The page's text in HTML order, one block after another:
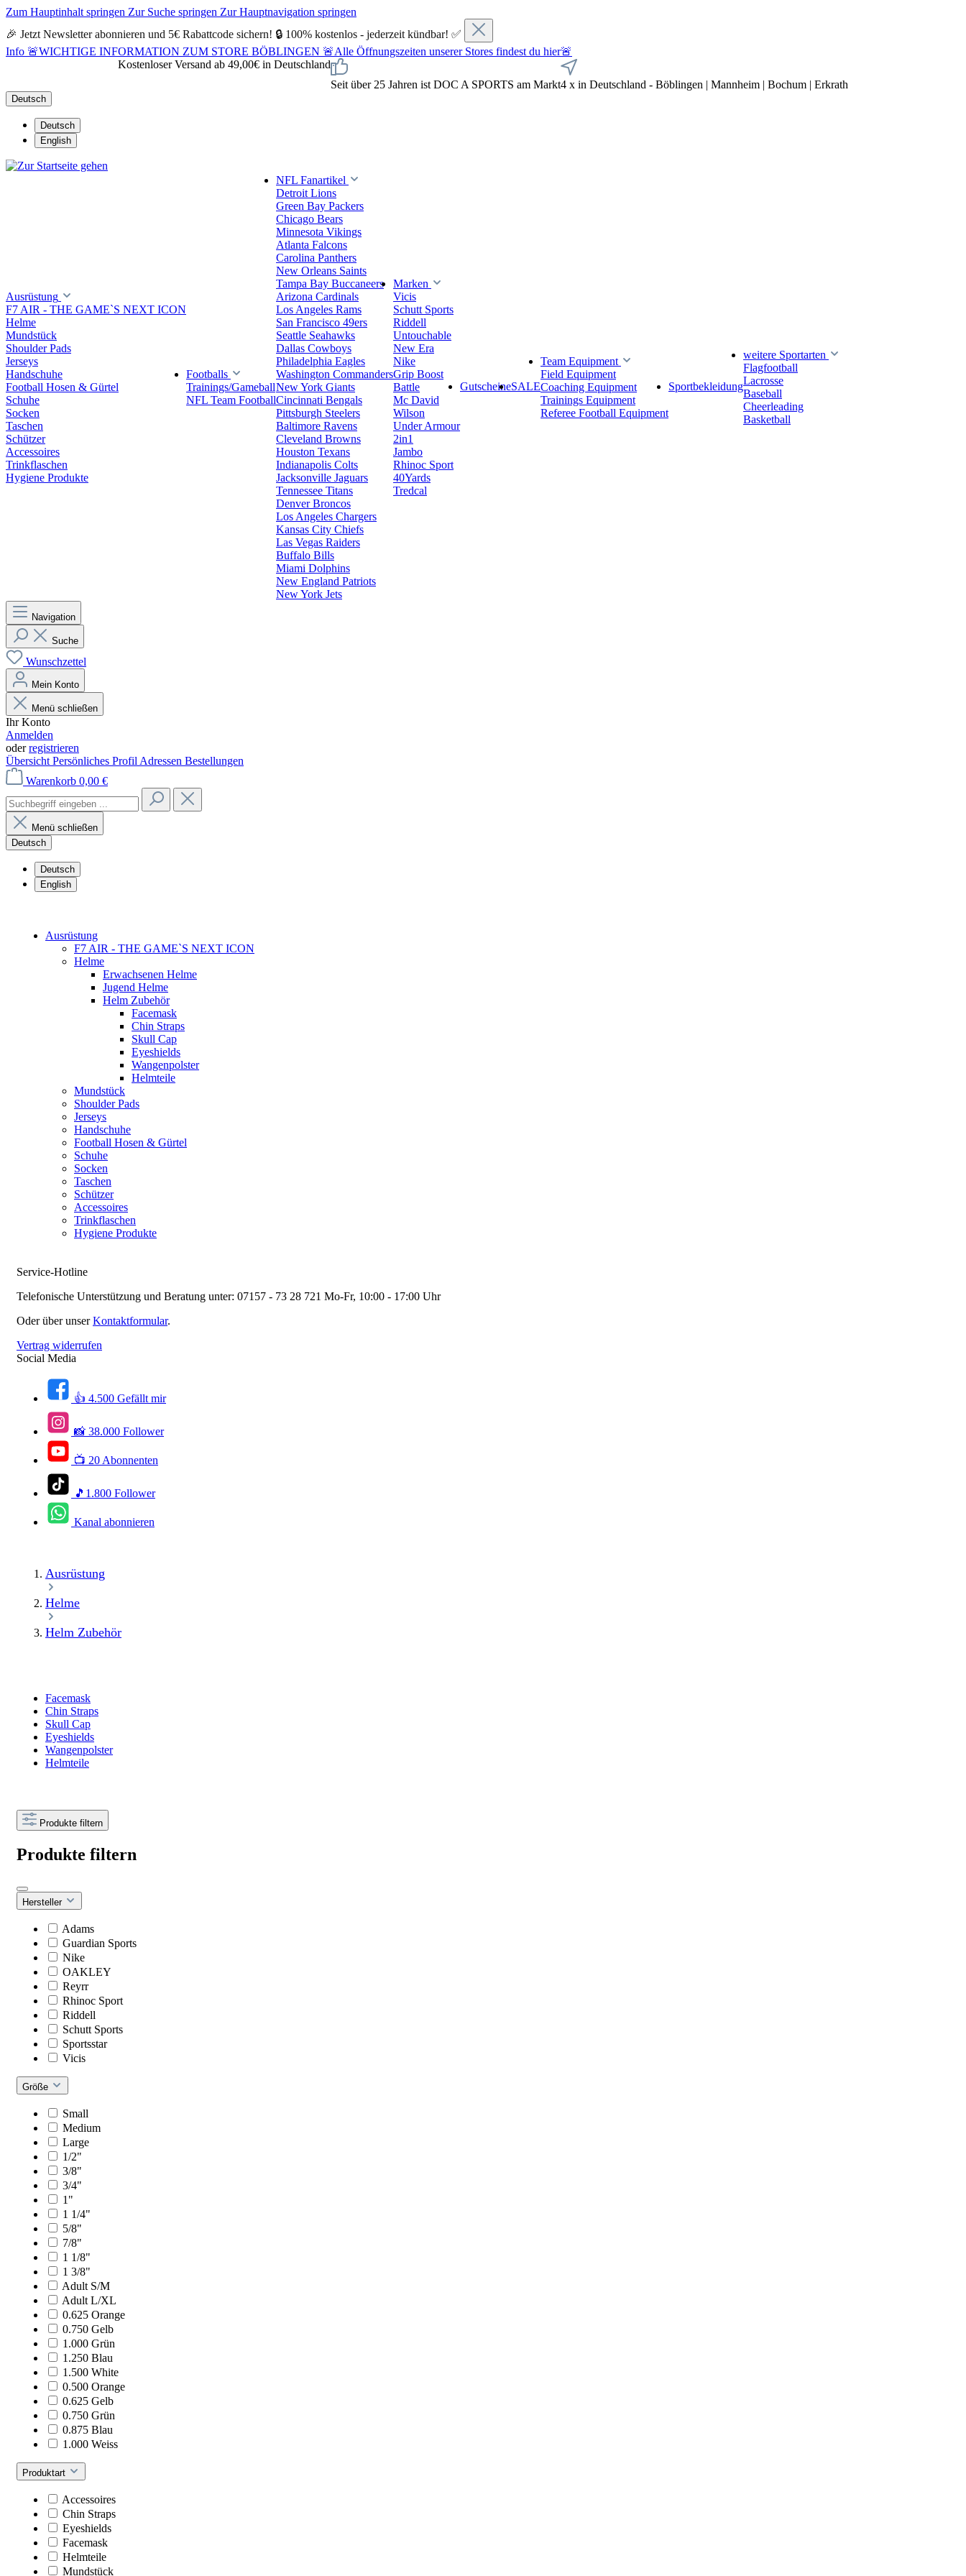
Zum Hauptinhalt springen Zur Suche springen Zur Hauptnavigation springen
🎉 Jetzt Newsletter abonnieren und 5€ Rabattcode sichern! 🔒 100% kostenlos - jederzeit kündbar! ✅
Info 🚨WICHTIGE INFORMATION ZUM STORE BÖBLINGEN 🚨Alle Öffnungszeiten unserer Stores findest du hier🚨
Kostenloser Versand ab 49,00€ in Deutschland
Seit über 25 Jahren ist DOC A SPORTS am Markt4 x in Deutschland - Böblingen | Mannheim | Bochum | Erkrath
Deutsch
Deutsch
English
Ausrüstung
F7 AIR - THE GAME`S NEXT ICON
Helme
Mundstück
Shoulder Pads
Jerseys
Handschuhe
Football Hosen & Gürtel
Schuhe
Socken
Taschen
Schützer
Accessoires
Trinkflaschen
Hygiene Produkte
Footballs
Trainings/Gameball
NFL Team Football
NFL Fanartikel
Detroit Lions
Green Bay Packers
Chicago Bears
Minnesota Vikings
Atlanta Falcons
Carolina Panthers
New Orleans Saints
Tampa Bay Buccaneers
Arizona Cardinals
Los Angeles Rams
San Francisco 49ers
Seattle Seahawks
Dallas Cowboys
Philadelphia Eagles
Washington Commanders
New York Giants
Cincinnati Bengals
Pittsburgh Steelers
Baltimore Ravens
Cleveland Browns
Houston Texans
Indianapolis Colts
Jacksonville Jaguars
Tennessee Titans
Denver Broncos
Los Angeles Chargers
Kansas City Chiefs
Las Vegas Raiders
Buffalo Bills
Miami Dolphins
New England Patriots
New York Jets
Marken
Vicis
Schutt Sports
Riddell
Untouchable
New Era
Nike
Grip Boost
Battle
Mc David
Wilson
Under Armour
2in1
Jambo
Rhinoc Sport
40Yards
Tredcal
GutscheineSALE
Team Equipment
Field Equipment
Coaching Equipment
Trainings Equipment
Referee Football Equipment
Sportbekleidung
weitere Sportarten
Flagfootball
Lacrosse
Baseball
Cheerleading
Basketball
Navigation
Suche
Wunschzettel
Mein Konto
Menü schließen
Ihr Konto
Anmelden
oderregistrieren
Übersicht Persönliches Profil Adressen Bestellungen
Warenkorb 0,00 €
Menü schließen
Deutsch
Deutsch
English
Ausrüstung
F7 AIR - THE GAME`S NEXT ICON
Helme
Erwachsenen Helme
Jugend Helme
Helm Zubehör
Facemask
Chin Straps
Skull Cap
Eyeshields
Wangenpolster
Helmteile
Mundstück
Shoulder Pads
Jerseys
Handschuhe
Football Hosen & Gürtel
Schuhe
Socken
Taschen
Schützer
Accessoires
Trinkflaschen
Hygiene Produkte
Service-Hotline
Telefonische Unterstützung und Beratung unter: 07157 - 73 28 721 Mo-Fr, 10:00 - 17:00 Uhr
Oder über unserKontaktformular.
Vertrag widerrufen
Social Media
👍 4.500 Gefällt mir
📸 38.000 Follower
📺 20 Abonnenten
🎵1.800 Follower
Kanal abonnieren
Ausrüstung
Helme
Helm Zubehör
Facemask
Chin Straps
Skull Cap
Eyeshields
Wangenpolster
Helmteile
Produkte filtern
Produkte filtern
Hersteller
Adams
Guardian Sports
Nike
OAKLEY
Reyrr
Rhinoc Sport
Riddell
Schutt Sports
Sportsstar
Vicis
Größe
Small
Medium
Large
1/2"
3/8"
3/4"
1"
1 1/4"
5/8"
7/8"
1 1/8"
1 3/8"
Adult S/M
Adult L/XL
0.625 Orange
0.750 Gelb
1.000 Grün
1.250 Blau
1.500 White
0.500 Orange
0.625 Gelb
0.750 Grün
0.875 Blau
1.000 Weiss
Produktart
Accessoires
Chin Straps
Eyeshields
Facemask
Helmteile
Mundstück